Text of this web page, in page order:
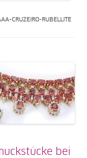
CRUZEIRO-RUBELLITE
bei